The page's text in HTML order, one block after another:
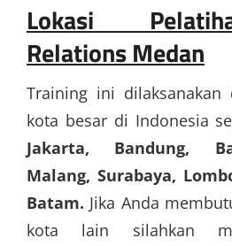
Lokasi
Relations Medan
Training ini dilaksanakan
kota besar di Indonesia
Jakarta, Bandung,
Malang, Surabaya,
Batam. Jika Anda
kota lain silahkan